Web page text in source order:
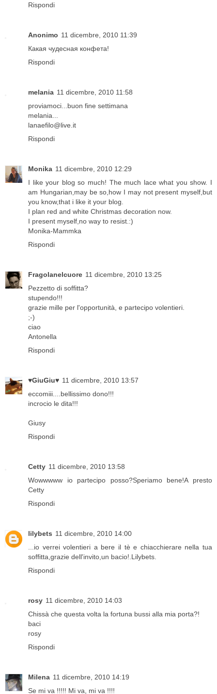
Rispondi
Anonimo 11 dicembre, 2010 11:39
Какая чудесная конфета!
Rispondi
melania 11 dicembre, 2010 11:58
proviamoci...buon fine settimana
melania...
lanaefilo@live.it
Rispondi
Monika 11 dicembre, 2010 12:29
I like your blog so much! The much lace what you show. I
am Hungarian,may be so,how I may not present myself,but
you know,that i like it your blog.
I plan red and white Christmas decoration now.
I present myself,no way to resist.:)
Monika-Mammka
Rispondi
Fragolanelcuore 11 dicembre, 2010 13:25
Pezzetto di soffitta?
stupendo!!!
grazie mille per l'opportunità, e partecipo volentieri.
;-)
ciao
Antonella
Rispondi
♥GiuGiu♥ 11 dicembre, 2010 13:57
eccomiii....bellissimo dono!!!
incrocio le dita!!!
Giusy
Rispondi
Cetty 11 dicembre, 2010 13:58
Wowwwww io partecipo posso?Speriamo bene!A presto
Cetty
Rispondi
lilybets 11 dicembre, 2010 14:00
...io verrei volentieri a bere il tè e chiacchierare nella tua
soffitta,grazie dell'invito,un bacio!.Lilybets.
Rispondi
rosy 11 dicembre, 2010 14:03
Chissà che questa volta la fortuna bussi alla mia porta?!
baci
rosy
Rispondi
Milena 11 dicembre, 2010 14:19
Se mi va !!!!! Mi va, mi va !!!!